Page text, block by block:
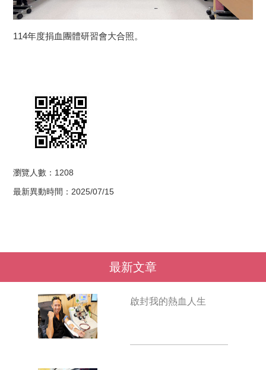
114年度捐血團體研習會大合照。
瀏覽人數：1208
最新異動時間：2025/07/15
最新文章
啟封我的熱血人生